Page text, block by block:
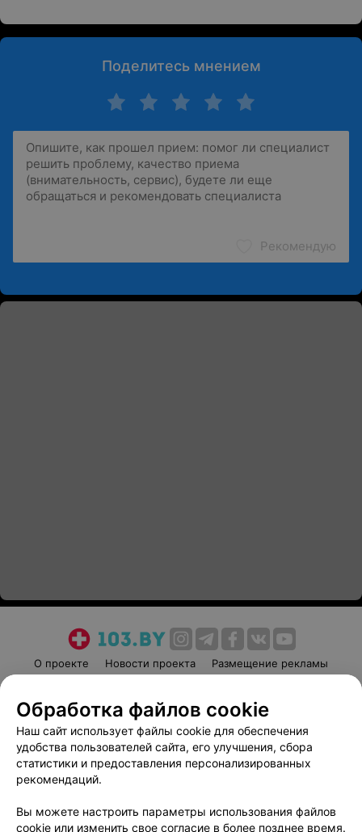
Поделитесь мнением
Рекомендую
О проекте Новости проекта
Размещение рекламы
Пользовательское соглашение
Способы оплаты
Вакансии
Партнеры
Написать руководителю 103.by
Обработка персональных данных
Обработка файлов cookie
Наш сайт использует файлы cookie для обеспечения
удобства пользователей сайта, его улучшения, сбора
статистики и предоставления персонализированных
рекомендаций.
Вы можете настроить параметры использования файлов
cookie или изменить свое согласие в более позднее время.